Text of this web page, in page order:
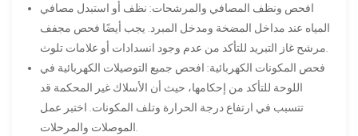
افحص ونظف المصافي والمرشحات: نظف أو استبدل مصافي
المياه عند مداخل المضخة ومدخل المبرد. يجب أيضًا فحص مجفف
مرشح غاز التبريد للتأكد من عدم وجود انسدادات أو علامات تلوث.
فحص المكونات الكهربائية: افحص جميع التوصيلات الكهربائية في
اللوحة للتأكد من إحكامها، حيث أن الأسلاك غير المحكمة قد
تتسبب في ارتفاع درجة الحرارة وتلف المكونات. اختبر عمل
الموصلات والمرحلات.